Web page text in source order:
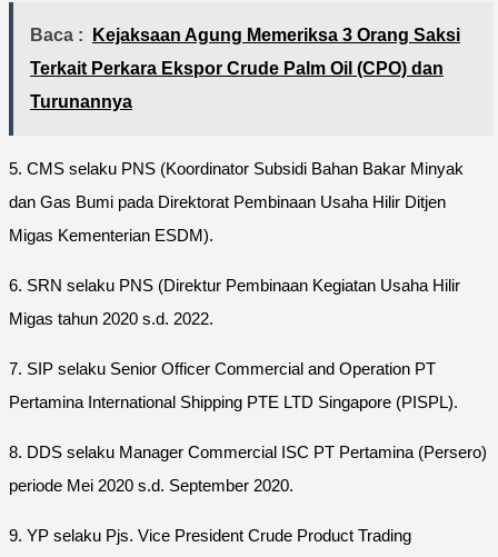
Baca :
Kejaksaan Agung Memeriksa 3 Orang Saksi
Terkait Perkara Ekspor Crude Palm Oil (CPO) dan
Turunannya
5. CMS selaku PNS (Koordinator Subsidi Bahan Bakar Minyak
dan Gas Bumi pada Direktorat Pembinaan Usaha Hilir Ditjen
Migas Kementerian ESDM).
6. SRN selaku PNS (Direktur Pembinaan Kegiatan Usaha Hilir
Migas tahun 2020 s.d. 2022.
7. SIP selaku Senior Officer Commercial and Operation PT
Pertamina International Shipping PTE LTD Singapore (PISPL).
8. DDS selaku Manager Commercial ISC PT Pertamina (Persero)
periode Mei 2020 s.d. September 2020.
9. YP selaku Pjs. Vice President Crude Product Trading